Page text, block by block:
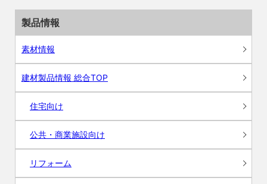
製品情報
素材情報
建材製品情報 総合TOP
住宅向け
公共・商業施設向け
リフォーム